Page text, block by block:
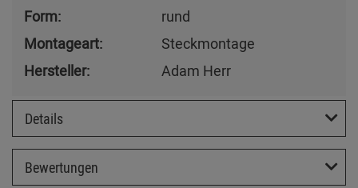
Form:
rund
Montageart:
Steckmontage
Hersteller:
Adam Herr
Details
Bewertungen